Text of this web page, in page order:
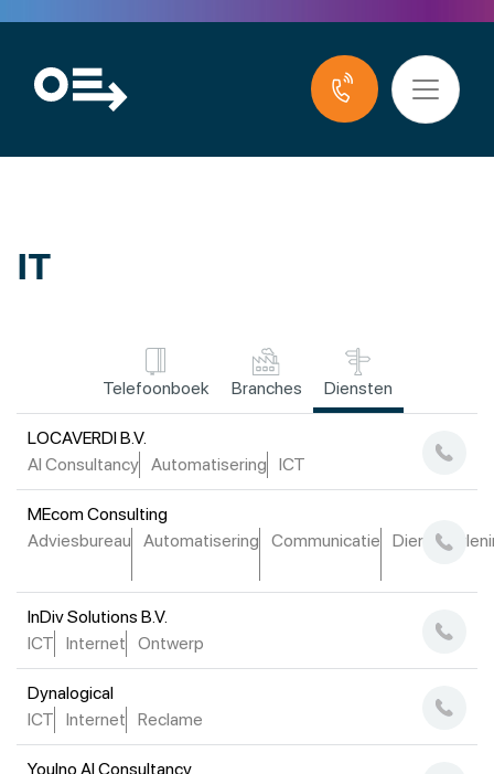
IT
Telefoonboek Branches Diensten
LOCAVERDI B.V.
AI Consultancy Automatisering ICT
MEcom Consulting
Adviesbureau
Automatisering Communicatie
InDiv Solutions B.V.
ICT
Internet Ontwerp
Dynalogical
ICT
Internet Reclame
Youlno AI Consultancy